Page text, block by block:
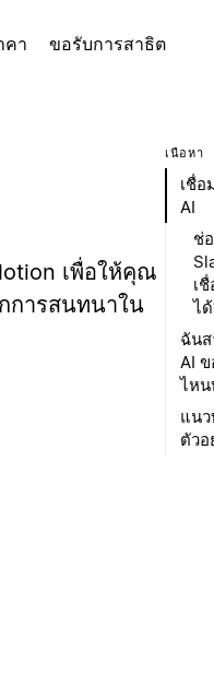
คา ขอรับการสาธิต
เพื่อให้คุณ
การสนทนาใน
เนื้อหา
เชื่อ
AI
ช่
เ
ไ
ฉันส
AI
ไหน
แน
ตัวอ